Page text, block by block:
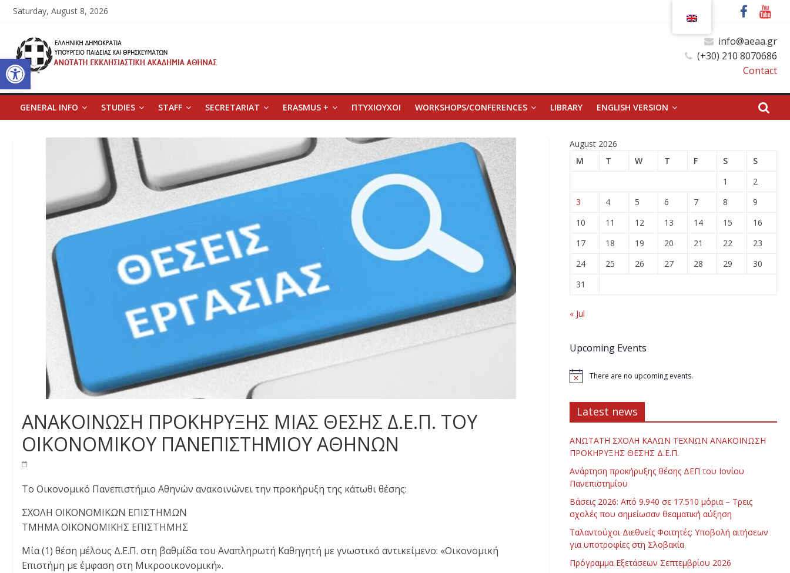
Open toolbar
Skip
content
Saturday, August 8, 2026
Ανώτατη
Εκκλησιαστική
Ακαδημία
Αθηνών
Ακαδημία
Αθηνών
info@aeaa.gr
(+30) 210 8070686
Contact
GENERAL INFO STUDIES STAFF SECRETARIAT ERASMUS + ΠΤΥΧΙΟΥΧΟΙ WORKSHOPS/CONFERENCES LIBRARY ENGLISH VERSION
ΑΝΑΚΟΙΝΩΣΗ ΠΡΟΚΗΡΥΞΗΣ ΜΙΑΣ ΘΕΣΗΣ Δ.Ε.Π. ΤΟΥ
ΟΙΚΟΝΟΜΙΚΟΥ ΠΑΝΕΠΙΣΤΗΜΙΟΥ ΑΘΗΝΩΝ
Το Οικονομικό Πανεπιστήμιο Αθηνών ανακοινώνει την προκήρυξη της κάτωθι θέσης:
ΣΧΟΛΗ ΟΙΚΟΝΟΜΙΚΩΝ ΕΠΙΣΤΗΜΩΝ
ΤΜΗΜΑ ΟΙΚΟΝΟΜΙΚΗΣ ΕΠΙΣΤΗΜΗΣ
Μία (1) θέση μέλους Δ.Ε.Π. στη βαθμίδα του Αναπληρωτή Καθηγητή με γνωστικό αντικείμενο: «Οικονομική
Επιστήμη με έμφαση στη Μικροοικονομική».
August 2026
M
T W T F S
S
1
2
3
4 5 6 7 8
9
10
11 12 13 14 15
16
17
18 19 20 21 22
23
24
25 26 27 28 29
30
31
« Jul
Upcoming Events
There are no upcoming events.
Latest news
ΑΝΩΤΑΤΗ ΣΧΟΛΗ ΚΑΛΩΝ ΤΕΧΝΩΝ ΑΝΑΚΟΙΝΩΣΗ
ΠΡΟΚΗΡΥΞΗΣ ΘΕΣΗΣ Δ.Ε.Π.
Ανάρτηση προκήρυξης θέσης ΔΕΠ του Ιονίου
Πανεπιστημίου
Βάσεις 2026: Από 9.940 σε 17.510 μόρια – Τρεις
σχολές που σημείωσαν θεαματική αύξηση
Ταλαντούχοι Διεθνείς Φοιτητές: Υποβολή αιτήσεων
για υποτροφίες στη Σλοβακία
Πρόγραμμα Εξετάσεων Σεπτεμβρίου 2026